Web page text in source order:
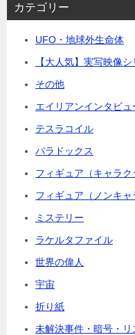
カテゴリー
UFO・地球外生命体
【大人気】実写映像
その他
エイリアンインタビュ
テスラコイル
パラドックス
フィギュア（キャラク
フィギュア（ノンキャ
ミステリー
ラケルタファイル
世界の偉人
宇宙
折り紙
未解決事件・暗号・リ